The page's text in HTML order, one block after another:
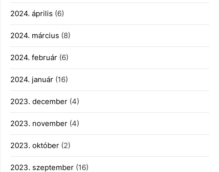
2024. április (6)
2024. március (8)
2024. február (6)
2024. január (16)
2023. december (4)
2023. november (4)
2023. október (2)
2023. szeptember (16)